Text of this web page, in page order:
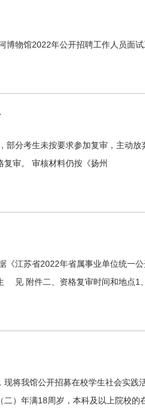
物馆2022年公开招聘工作人员面试
分考生未按要求参加复审，主动
审。 审核材料仍按《扬州
江苏省2022年省属事业单位统一
见 附件二、资格复审时间和地点1
将我馆公开招募在校学生社会实
）年满18周岁，本科及以上院校